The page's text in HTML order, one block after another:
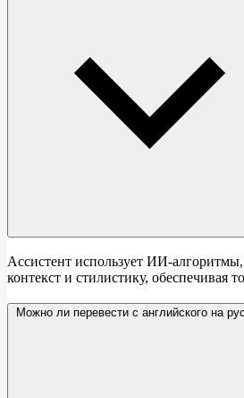
Ассистент использует ИИ-
контекст и стилистику, обеспечивая
Можно ли перевести с английского на